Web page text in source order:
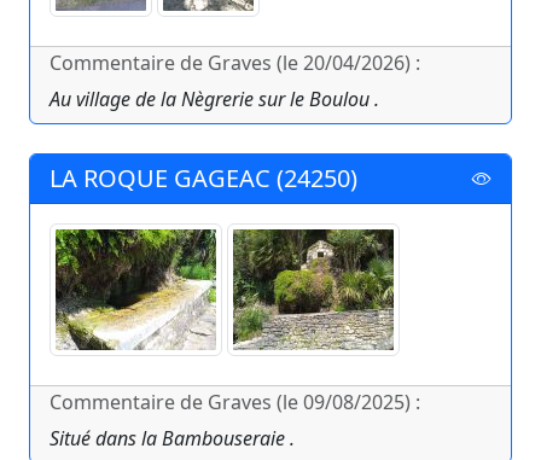
Commentaire de Graves (le 20/04/2026) :
Au village de la Nègrerie sur le Boulou .
LA ROQUE GAGEAC (24250)
Commentaire de Graves (le 09/08/2025) :
Situé dans la Bambouseraie .